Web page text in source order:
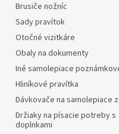
Brusiče nožníc
Sady pravítok
Otočné vizitkáre
Obaly na dokumenty
Iné samolepiace
Hliníkové pravítka
Dávkovače na samolepiace
Držiaky na písacie potreby s
doplnkami